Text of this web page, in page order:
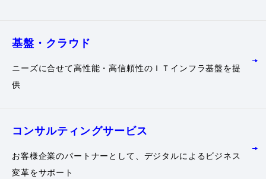
基盤・クラウド
ニーズに合せて高性能・高信頼性のＩＴインフラ基盤を提
供
コンサルティングサービス
お客様企業のパートナーとして、デジタルによるビジネス
変革をサポート